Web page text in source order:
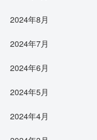
2024年8月
2024年7月
2024年6月
2024年5月
2024年4月